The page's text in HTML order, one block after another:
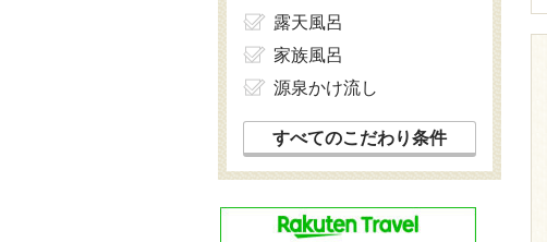
露天風呂
家族風呂
源泉かけ流し
すべてのこだわり条件